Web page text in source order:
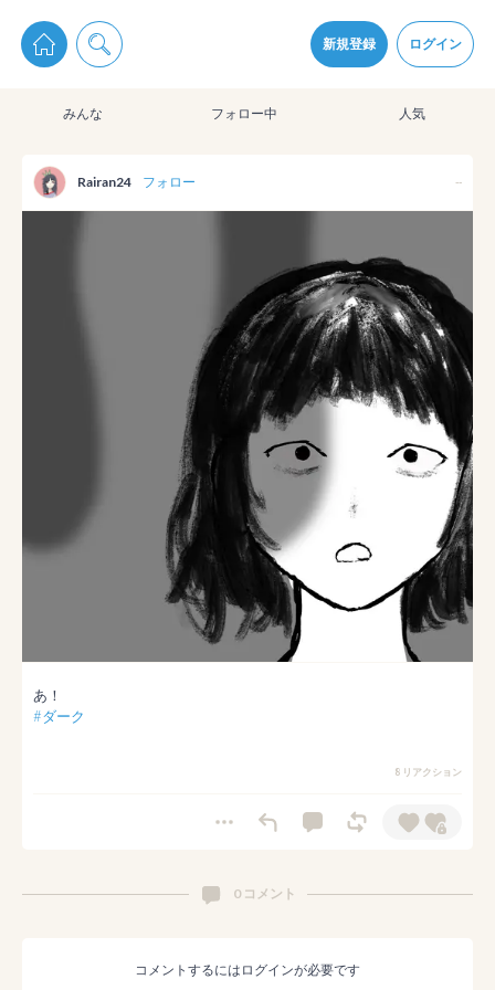
新規登録 ログイン
pixiv Sketchは2024年5月28日付で プライパシーポリシーを改定しました。
通知を受け取るにはここをクリックします
pixiv Sketchアプリでさらに快適に！
みんな フォロー中 人気
Rairan24 フォロー --
#ダーク
8 リアクション
0 コメント
コメントするにはログインが必要です